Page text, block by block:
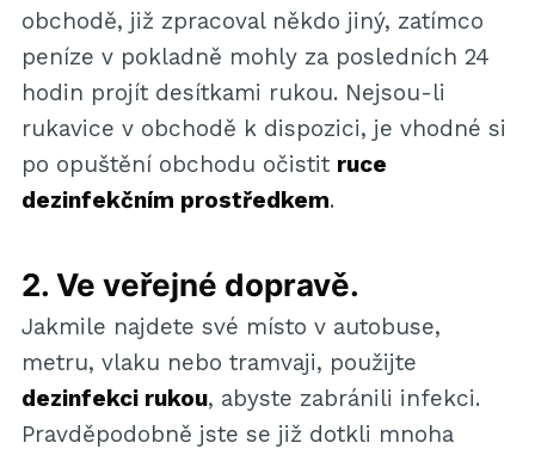
obchodě, již zpracoval někdo jiný, zatímco
peníze v pokladně mohly za posledních 24
hodin projít desítkami rukou. Nejsou-li
rukavice v obchodě k dispozici, je vhodné si
po opuštění obchodu očistit ruce
dezinfekčním prostředkem.
2. Ve veřejné dopravě.
Jakmile najdete své místo v autobuse,
metru, vlaku nebo tramvaji, použijte
dezinfekci rukou, abyste zabránili infekci.
Pravděpodobně jste se již dotkli mnoha